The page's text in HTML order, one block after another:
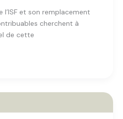
l’ISF et son remplacement
cherchent à
de cette